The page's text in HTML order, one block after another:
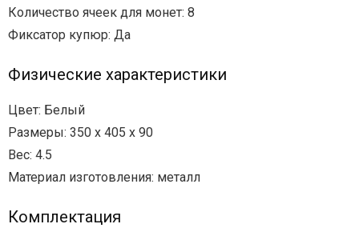
Количество ячеек для монет: 8
Фиксатор купюр: Да
Физические характеристики
Цвет: Белый
Размеры: 350 x 405 x 90
Вес: 4.5
Материал изготовления: металл
Комплектация